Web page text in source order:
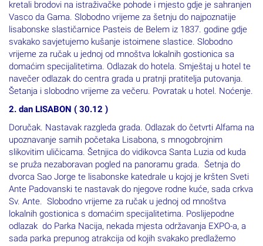
Vasco da Gama. Slobodno vrijeme za šetnju do najpoznatije
lisabonske slastičarnice Pasteis de Belem iz 1837. godine gdje
svakako savjetujemo kušanje istoimene slastice. Slobodno
vrijeme za ručak u jednoj od mnoštva lokalnih gostionica sa
domaćim specijalitetima. Odlazak do hotela. Smještaj u hotel te
navečer odlazak do centra grada u pratnji pratitelja putovanja.
Šetanja i slobodno vrijeme za večeru. Povratak u hotel. Noćenje.
2. dan LISABON ( 30.12 )
Doručak. Nastavak razgleda grada. Odlazak do četvrti Alfama na
upoznavanje samih početaka Lisabona, s mnogobrojnim
slikovitim uličicama. Šetnjica do vidikovca Santa Luzia od kuda
se pruža nezaboravan pogled na panoramu grada. Šetnja do
dvorca Sao Jorge te lisabonske katedrale u kojoj je kršten Sveti
Ante Padovanski te nastavak do njegove rodne kuće, sada crkva
Sv. Ante. Slobodno vrijeme za ručak u jednoj od mnoštva
lokalnih gostionica s domaćim specijalitetima. Poslijepodne
odlazak do Parka Nacija, nekada mjesta održavanja EXPO-a, a
sada parka prepunog atrakcija od kojih svakako predlažemo
posjet Oceanariju, drugom po veličini na svijetu, sa